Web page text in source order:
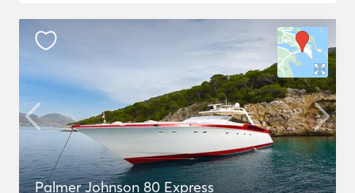
Palmer Johnson 80 Express